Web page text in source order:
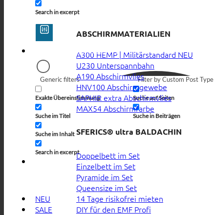
Search in excerpt
Generic filters
Exakte Übereinstimmung
Suche im Titel
Suche im Inhalt
Search in excerpt
Filter by Custom Post Type
Suche auf Seiten
Suche in Beiträgen
NEU
SALE
ABSCHIRMMATERIALIEN
A300 HEMP | Militärstandard
U230 Unterspannbahn
A190 Abschirmvlies
HNV100 Abschirmgewebe
SAPHIR extra Abschirmvlies
MAX54 Abschirmfarbe
SFERICS® ultra BALDACHIN
Doppelbett im Set
Einzelbett im Set
Pyramide im Set
Queensize im Set
14 Tage risikofrei mieten
DIY für den EMF Profi